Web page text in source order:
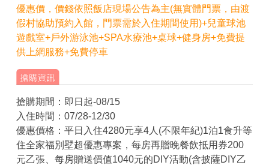
優惠價，價錢依照飯店現場公告為主(無實體門票，由渡
假村協助預約入館，門票需於入住期間使用)+兒童球池
遊戲室+戶外游泳池+SPA水療池+桌球+健身房+免費提
供上網服務+免費停車
搶購期間：即日起-08/15
入住時間：07/28-12/30
優惠價格：平日入住4280元享4人(不限年紀)1泊1食升等
住全家福別墅超優惠專案，每房再贈晚餐飲抵用券200
元乙張、每房贈送價值1040元的DIY活動(含披薩DIY乙